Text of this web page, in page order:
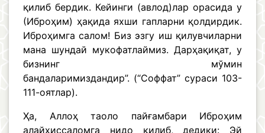
қилиб бердик. Кейинги (авлод)лар орасида у
(Иброҳим) ҳақида яхши гапларни қолдирдик.
Иброҳимга салом! Биз эзгу иш қилувчиларни
мана шундай мукофатлаймиз. Дарҳақиқат, у
бизнинг мўмин
бандаларимиздандир”. (“Соффат” сураси 103-
111-оятлар).
Ҳа, Аллоҳ таоло пайғамбари Иброҳим
алайҳиссаломга нидо қилиб, дедики: Эй